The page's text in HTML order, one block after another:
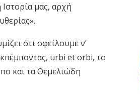
Ιστορία μας, αρχή
ότι οφείλουμε ν’
urbi et orbi, το
και τα Θεμελιώδη